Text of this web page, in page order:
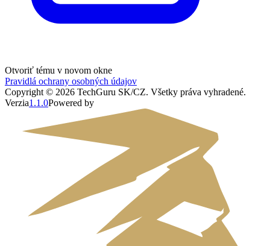
Otvoriť tému v novom okne
Pravidlá ochrany osobných údajov
Copyright © 2026 TechGuru SK/CZ. Všetky práva vyhradené.
Verzia1.1.0Powered by